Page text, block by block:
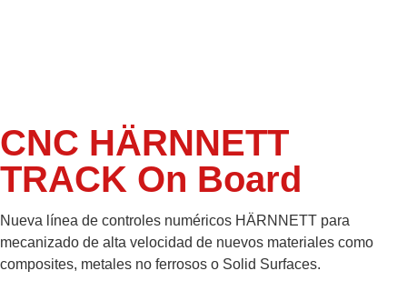
CNC HÄRNNETT
TRACK On Board
Nueva línea de controles numéricos HÄRNNETT para
mecanizado de alta velocidad de nuevos materiales como
composites, metales no ferrosos o Solid Surfaces.